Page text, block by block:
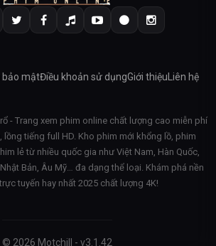
bảo mậtĐiều khoản sử dụngGiới thiệu Liên hệ
- Trang xem phim online chất lượng cao miễn phí
lồng tiếng full HD. Kho phim mới khổng lồ, phim
lẻ từ nhiều quốc gia như Việt Nam, Hàn Quốc,
Bản, Âu Mỹ… đa dạng thể loại. Khám phá nền
tuyến hay nhất 2025 chất lượng 4K!
© 2026 Motchill - v3.1.42